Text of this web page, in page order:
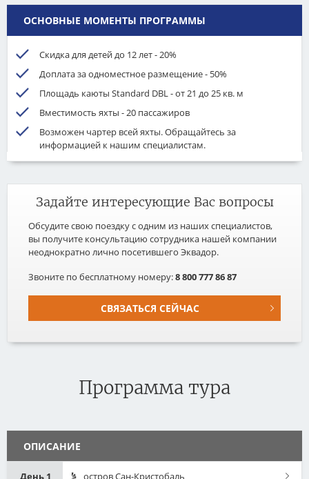
ОСНОВНЫЕ МОМЕНТЫ ПРОГРАММЫ
Скидка для детей до 12 лет - 20%
Доплата за одноместное размещение - 50%
Площадь каюты Standard DBL - от 21 до 25 кв. м
Вместимость яхты - 20 пассажиров
Возможен чартер всей яхты. Обращайтесь за
информацией к нашим специалистам.
Задайте интересующие Вас вопросы
Обсудите свою поездку с одним из наших специалистов,
вы получите консультацию сотрудника нашей компании
неоднократно лично посетившего Эквадор.
Звоните по бесплатному номеру:8 800 777 86 87
СВЯЗАТЬСЯ СЕЙЧАС
Программа тура
ОПИСАНИЕ
День 1 остров Сан-Кристобаль